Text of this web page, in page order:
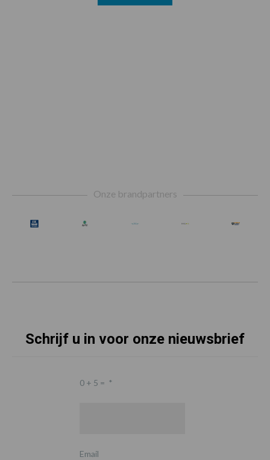
Onze brandpartners
Schrijf u in voor onze nieuwsbrief
0 + 5 = *
Email